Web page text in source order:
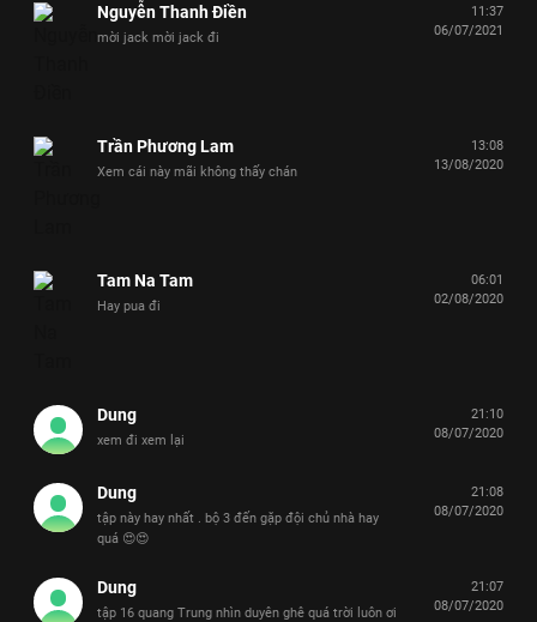
Nguyễn Thanh Điền
mời jack mời jack đi
11:37
06/07/2021
Trần Phương Lam
Xem cái này mãi không thấy chán
13:08
13/08/2020
Tam Na Tam
Hay pua đi
06:01
02/08/2020
Dung
xem đi xem lại
21:10
08/07/2020
Dung
tập này hay nhất . bộ 3 đến gặp đội chủ nhà hay
quá 😍😍
21:08
08/07/2020
Dung
tập 16 quang Trung nhìn duyên ghê quá trời luôn ơi
21:07
08/07/2020